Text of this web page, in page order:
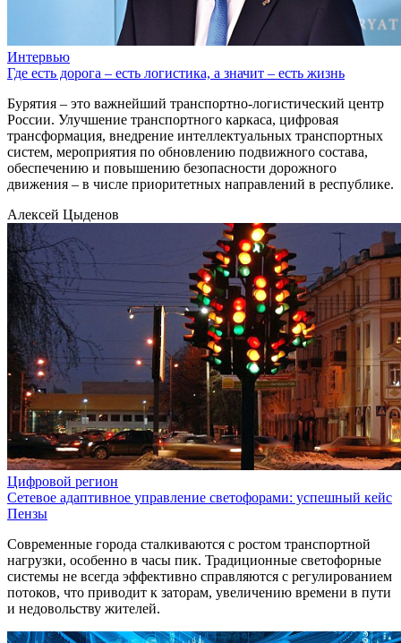
Интервью
Где есть дорога – есть логистика, а значит – есть жизнь
Бурятия – это важнейший транспортно-логистический центр
России. Улучшение транспортного каркаса, цифровая
трансформация, внедрение интеллектуальных транспортных
систем, мероприятия по обновлению подвижного состава,
обеспечению и повышению безопасности дорожного
движения – в числе приоритетных направлений в республике.
Алексей Цыденов
Цифровой регион
Сетевое адаптивное управление светофорами: успешный кейс
Пензы
Современные города сталкиваются с ростом транспортной
нагрузки, особенно в часы пик. Традиционные светофорные
системы не всегда эффективно справляются с регулированием
потоков, что приводит к заторам, увеличению времени в пути
и недовольству жителей.